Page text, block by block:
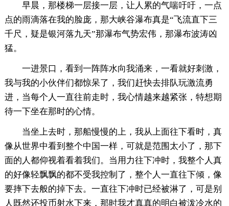
早晨，那楼梯一层接一层，让人累的气喘吁吁，一点
点的雨滴落在我的脸庞，那大峡谷瀑布真是“飞流直下三
千尺，疑是银河落九天”那瀑布气势宏伟，那瀑布波涛凶
猛。
一进景口，看到一阵阵水向我涌来，一看就好刺激，
我与我的小伙伴们都惊呆了，我们赶快去排队玩激流勇
进，当每个人一直往前走时，我心情越来越紧张，特想期
待一下坐在那时的心情。
当坐上去时，那船慢慢的上，我从上面往下看时，真
像从世界中看到整个中国一样，可就是范围太小了，那下
面的人都仰视着看着我们。当用力往下冲时，我整个人真
的好像轻飘飘的都不受我控制了，整个人一直往下倾，像
要摔下去般的掉下去。一直往下冲时已经被淋了，可是别
人既然还投币射水下来，那时我才真真的明白被泼冷水的